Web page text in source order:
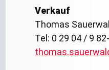
Verkauf
Thomas
Tel: 0 29 04 / 9